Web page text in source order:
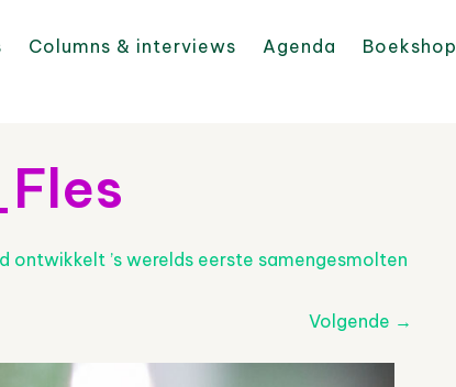
Columns & interviews Agenda Boekshop
ontwikkelt ’s werelds eerste samengesmolten
Volgende →